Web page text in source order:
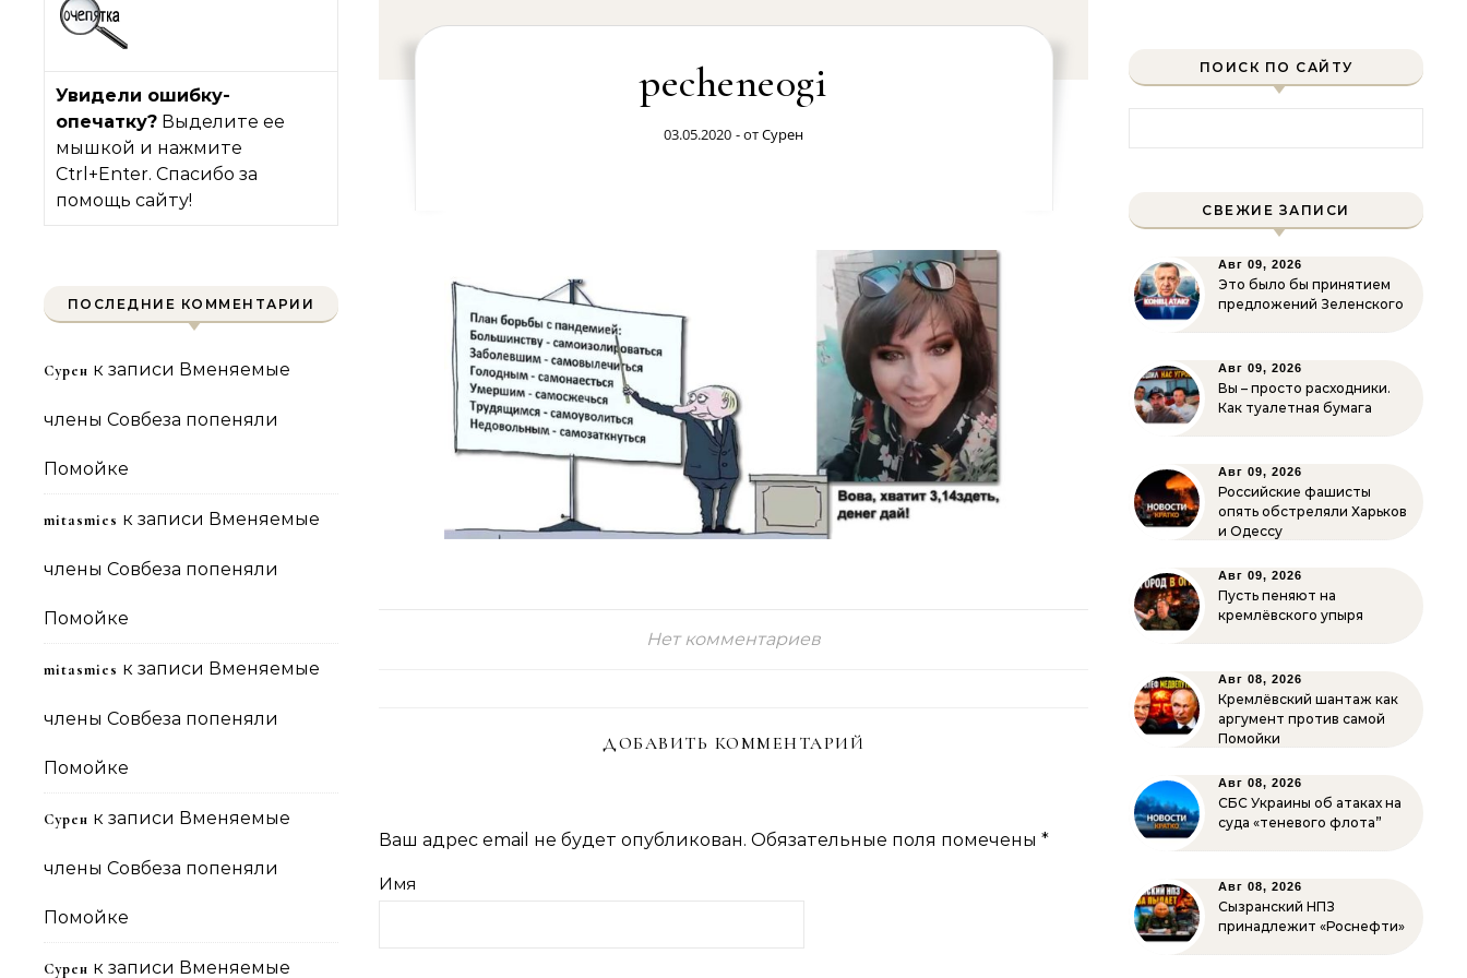
Увидели ошибку-
опечатку? Выделите ее
мышкой и нажмите
Ctrl+Enter. Спасибо за
помощь сайту!
ПОСЛЕДНИЕ КОММЕНТАРИИ
Сурен к записи Вменяемые
члены Совбеза попеняли
Помойке
mitasmies к записи Вменяемые
члены Совбеза попеняли
Помойке
mitasmies к записи Вменяемые
члены Совбеза попеняли
Помойке
Сурен к записи Вменяемые
члены Совбеза попеняли
Помойке
Сурен к записи Вменяемые
pechene0gi
03.05.2020 - отСурен
Нет комментариев
ДОБАВИТЬ КОММЕНТАРИЙ
Ваш адрес email не будет опубликован. Обязательные поля помечены *
Имя
ПОИСК ПО САЙТУ
СВЕЖИЕ ЗАПИСИ
Авг 09, 2026
Это было бы принятием
предложений Зеленского
Авг 09, 2026
Вы – просто расходники.
Как туалетная бумага
Авг 09, 2026
Российские фашисты
опять обстреляли Харьков
и Одессу
Авг 09, 2026
Пусть пеняют на
кремлёвского упыря
Авг 08, 2026
Кремлёвский шантаж как
аргумент против самой
Помойки
Авг 08, 2026
СБС Украины об атаках на
суда «теневого флота”
Авг 08, 2026
Сызранский НПЗ
принадлежит «Роснефти»